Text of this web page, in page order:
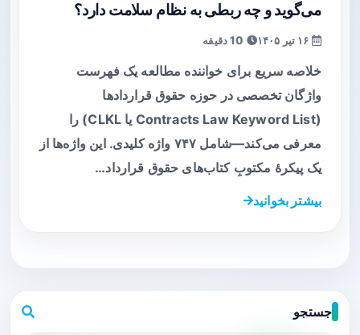
می‌گوید و چه ربطی به نظام سلامت دارد؟
خلاصه سریع برای خواننده مطالعه یک فهرست
واژگان تخصصی در حوزه حقوق قراردادها
(Contracts Law Keyword List یا CLKL) را
معرفی می‌کند—شامل ۷۴۷ واژه کلیدی. این واژه‌ها از
یک پیکرهٔ مکتوبِ کتاب‌های حقوق قرارداد…
بیشتر بخوانید
جستجو